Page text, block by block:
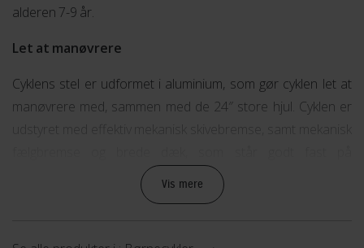
alderen 7-9 år.
Let at manøvrere
Cyklens stel er udformet i aluminium, som gør cyklen let at
manøvrere med, sammen med de 24″ store hjul. Cyklen er
Vis mere